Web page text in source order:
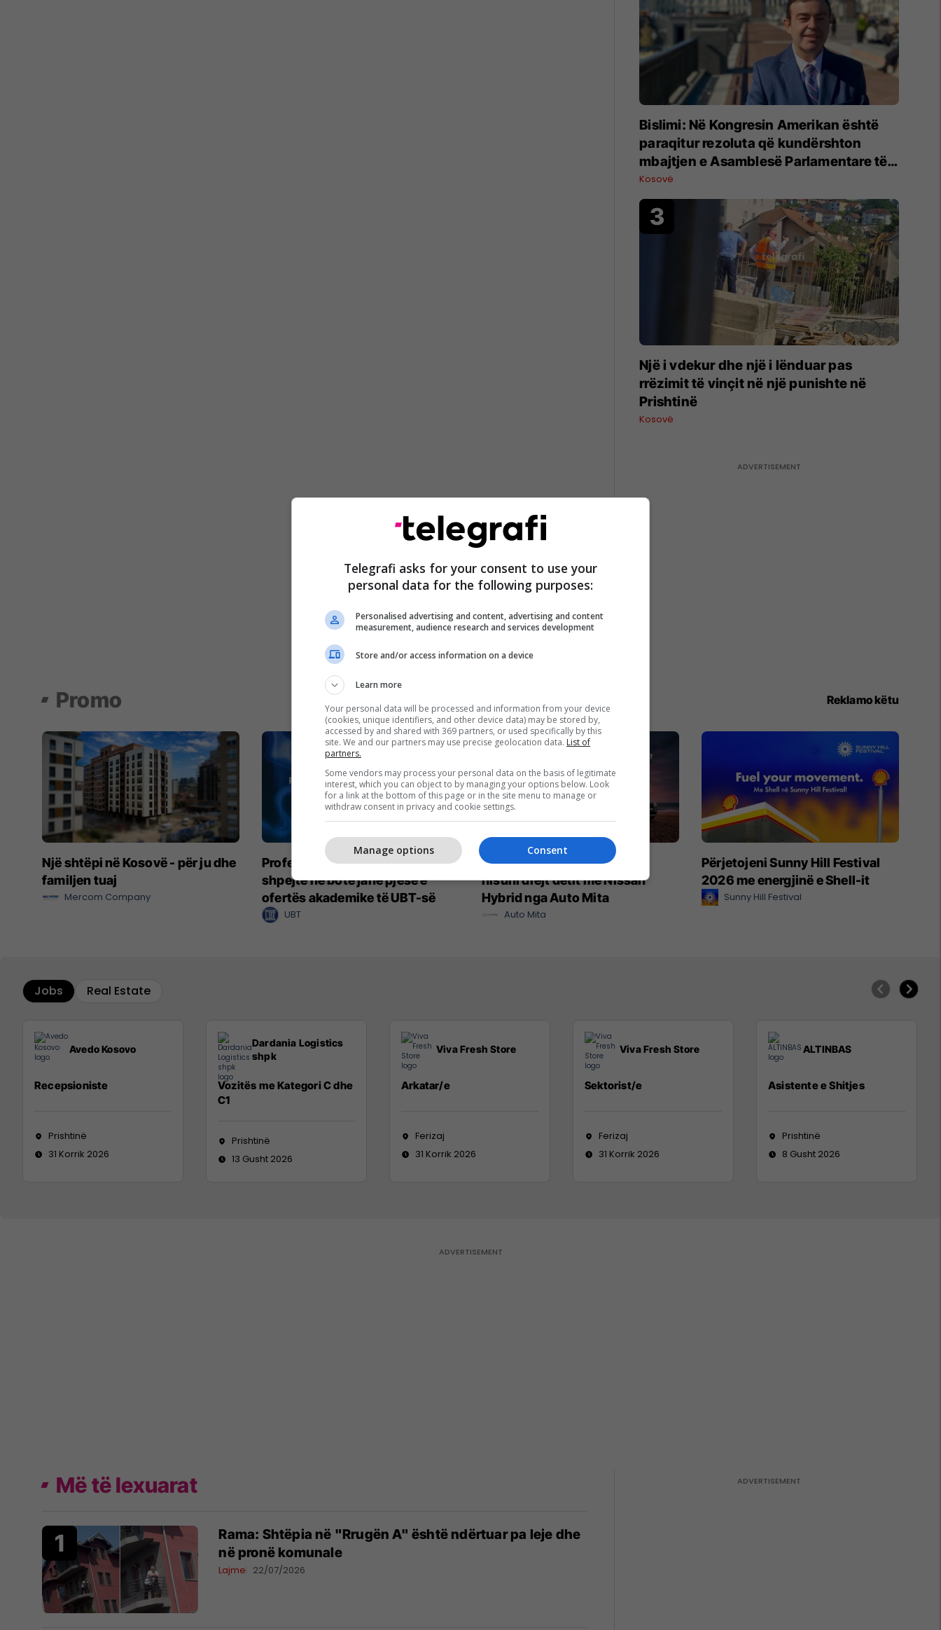
Bislimi: Në Kongresin Amerikan është
paraqitur rezoluta që kundërshton
mbajtjen e Asamblesë Parlamentare të
OSBE-së në Beograd
Kosovë
Një i vdekur dhe një i lënduar pas
rrëzimit të vinçit në një punishte në
Prishtinë
Kosovë
Promo Reklamo këtu
Një shtëpi në Kosovë - për ju dhe
familjen tuaj
Mercom Company
Profesionet me rritjen më të
shpejtë në botë janë pjesë e
ofertës akademike të UBT-së
UBT
Deri në 10,000 euro zbritje –
nisuni drejt detit me Nissan
Hybrid nga Auto Mita
Auto Mita
Përjetojeni Sunny Hill Festival
2026 me energjinë e Shell-it
Sunny Hill Festival
Jobs Real Estate
Avedo Kosovo
Recepsioniste
Prishtinë
31 Korrik 2026
Dardania Logistics
shpk
Vozitës me Kategori C dhe
C1
Prishtinë
13 Gusht 2026
Viva Fresh Store
Arkatar/e
Ferizaj
31 Korrik 2026
Viva Fresh Store
Sektorist/e
Ferizaj
31 Korrik 2026
ALTINBAS
Asistente e Shitjes
Prishtinë
8 Gusht 2026
Më të lexuarat
Rama: Shtëpia në "Rrugën A" është ndërtuar pa leje dhe
në pronë komunale
Lajme 22/07/2026
Telegrafi asks for your consent to use your
personal data for the following purposes:
Personalised advertising and content, advertising and content
measurement, audience research and services development
Store and/or access information on a device
Learn more
Your personal data will be processed and information from your device
(cookies, unique identifiers, and other device data) may be stored by,
accessed by and shared with 369 partners, or used specifically by this
site. We and our partners may use precise geolocation data. List of
partners.
Some vendors may process your personal data on the basis of legitimate
interest, which you can object to by managing your options below. Look
for a link at the bottom of this page or in the site menu to manage or
withdraw consent in privacy and cookie settings.
Consent
Manage options